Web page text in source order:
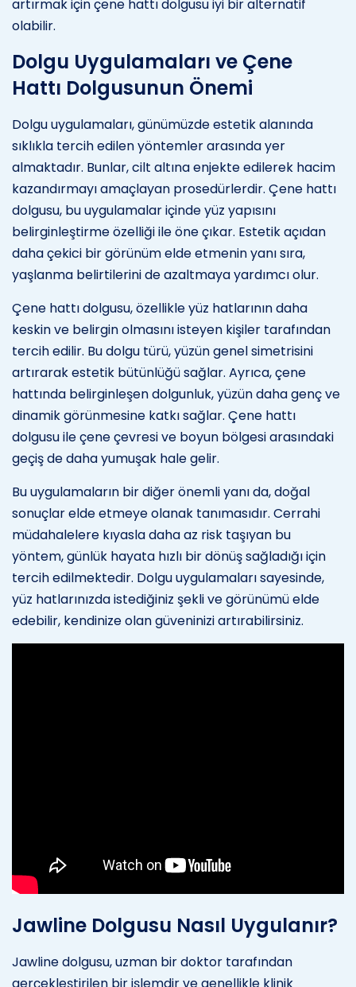
artırmak için çene hattı dolgusu iyi bir alternatif
olabilir.
Dolgu Uygulamaları ve Çene
Hattı Dolgusunun Önemi
Dolgu uygulamaları, günümüzde estetik alanında
sıklıkla tercih edilen yöntemler arasında yer
almaktadır. Bunlar, cilt altına enjekte edilerek hacim
kazandırmayı amaçlayan prosedürlerdir. Çene hattı
dolgusu, bu uygulamalar içinde yüz yapısını
belirginleştirme özelliği ile öne çıkar. Estetik açıdan
daha çekici bir görünüm elde etmenin yanı sıra,
yaşlanma belirtilerini de azaltmaya yardımcı olur.
Çene hattı dolgusu, özellikle yüz hatlarının daha
keskin ve belirgin olmasını isteyen kişiler tarafından
tercih edilir. Bu dolgu türü, yüzün genel simetrisini
artırarak estetik bütünlüğü sağlar. Ayrıca, çene
hattında belirginleşen dolgunluk, yüzün daha genç ve
dinamik görünmesine katkı sağlar. Çene hattı
dolgusu ile çene çevresi ve boyun bölgesi arasındaki
geçiş de daha yumuşak hale gelir.
Bu uygulamaların bir diğer önemli yanı da, doğal
sonuçlar elde etmeye olanak tanımasıdır. Cerrahi
müdahalelere kıyasla daha az risk taşıyan bu
yöntem, günlük hayata hızlı bir dönüş sağladığı için
tercih edilmektedir. Dolgu uygulamaları sayesinde,
yüz hatlarınızda istediğiniz şekli ve görünümü elde
edebilir, kendinize olan güveninizi artırabilirsiniz.
Jawline Dolgusu Nasıl Uygulanır?
Jawline dolgusu, uzman bir doktor tarafından
gerçekleştirilen bir işlemdir ve genellikle klinik